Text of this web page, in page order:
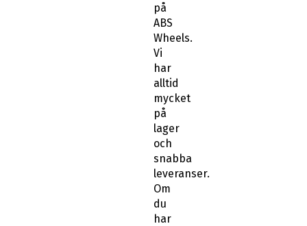
på
ABS
Wheels.
Vi
har
alltid
mycket
på
lager
och
snabba
leveranser.
Om
du
har